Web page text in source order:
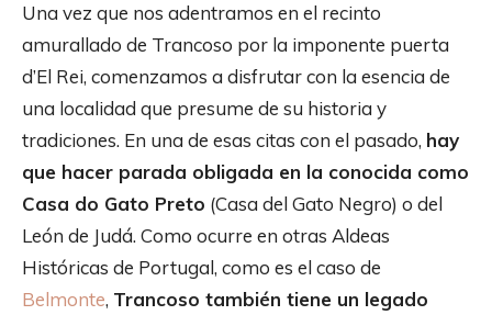
Una vez que nos adentramos en el recinto
amurallado de Trancoso por la imponente puerta
d’El Rei, comenzamos a disfrutar con la esencia de
una localidad que presume de su historia y
tradiciones. En una de esas citas con el pasado, hay
que hacer parada obligada en la conocida como
Casa do Gato Preto (Casa del Gato Negro) o del
León de Judá. Como ocurre en otras Aldeas
Históricas de Portugal, como es el caso de
Belmonte, Trancoso también tiene un legado